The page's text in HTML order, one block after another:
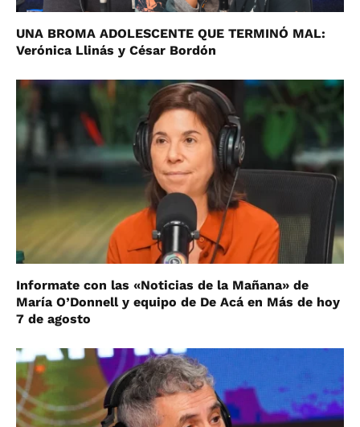
UNA BROMA ADOLESCENTE QUE TERMINÓ MAL:
Verónica Llinás y César Bordón
Informate con las «Noticias de la Mañana» de
María O’Donnell y equipo de De Acá en Más de hoy
7 de agosto